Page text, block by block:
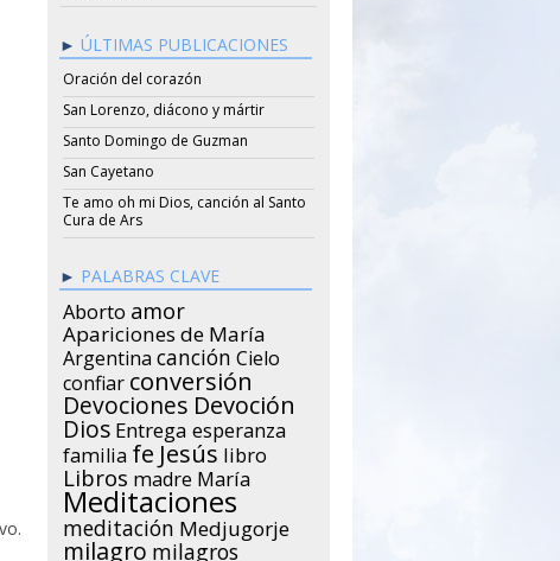
ÚLTIMAS PUBLICACIONES
Oración del corazón
San Lorenzo, diácono y mártir
Santo Domingo de Guzman
San Cayetano
Te amo oh mi Dios, canción al Santo
Cura de Ars
PALABRAS CLAVE
Aborto amor
Apariciones de María
Argentina canción Cielo
confiar conversión
Devociones Devoción
Dios Entrega esperanza
familia fe Jesús libro
Libros madre María
Meditaciones
meditación Medjugorje
milagro milagros